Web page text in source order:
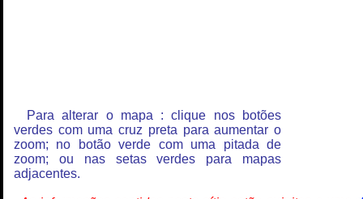
Para alterar o mapa : clique nos botões
verdes com uma cruz preta para aumentar o
zoom; no botão verde com uma pitada de
zoom; ou nas setas verdes para mapas
adjacentes.